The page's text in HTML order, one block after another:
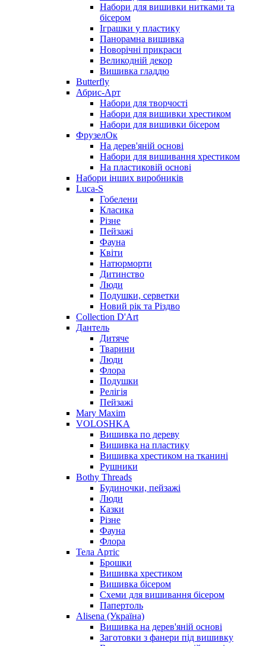
Набори для вишивки нитками та
бісером
Іграшки у пластику
Панорамна вишивка
Новорічні прикраси
Великодній декор
Вишивка гладдю
Butterfly
Абрис-Арт
Набори для творчості
Набори для вишивки хрестиком
Набори для вишивки бісером
ФрузелОк
На дерев'яній основі
Набори для вишивання хрестиком
На пластиковій основі
Набори інших виробників
Luca-S
Гобелени
Класика
Різне
Пейзажі
Фауна
Квіти
Натюрморти
Дитинство
Люди
Подушки, серветки
Новий рік та Різдво
Collection D'Art
Дантель
Дитяче
Тварини
Люди
Флора
Подушки
Релігія
Пейзажі
Mary Maxim
VOLOSHKA
Вишивка по дереву
Вишивка на пластику
Вишивка хрестиком на тканині
Рушники
Bothy Threads
Будиночки, пейзажі
Люди
Казки
Різне
Фауна
Флора
Тела Артіс
Брошки
Вишивка хрестиком
Вишивка бісером
Схеми для вишивання бісером
Папертоль
Alisena (Україна)
Вишивка на дерев'яній основі
Заготовки з фанери під вишивку